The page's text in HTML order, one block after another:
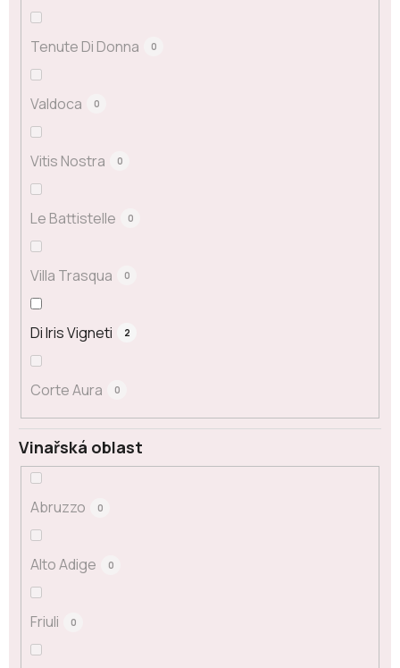
Tenute Di Donna 0
Valdoca 0
Vitis Nostra 0
Le Battistelle 0
Villa Trasqua 0
Di Iris Vigneti 2
Corte Aura 0
Vinařská oblast
Abruzzo 0
Alto Adige 0
Friuli 0